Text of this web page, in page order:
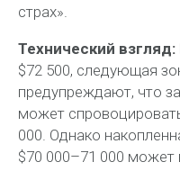
страх».
Технический взгляд:
$72 500, следующая
предупреждают, что
может
000. Однако
$70 000–71 000 может